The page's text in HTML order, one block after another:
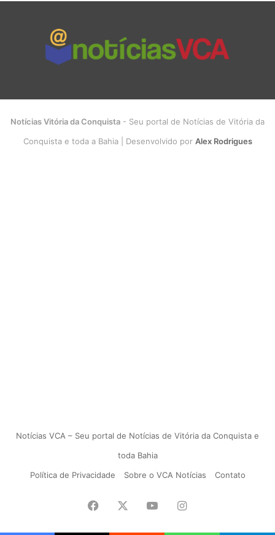
Notícias Vitória da Conquista - Seu portal de Notícias de Vitória da
Conquista e toda a Bahia | Desenvolvido por Alex Rodrigues
Notícias VCA – Seu portal de Notícias de Vitória da Conquista e
toda Bahia
Política de Privacidade
Sobre o VCA Notícias Contato
Facebook YouTubeInstagram